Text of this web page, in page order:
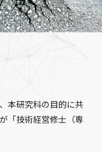
本研究科の目的に共
「技術経営修士（専